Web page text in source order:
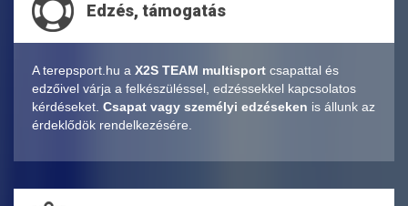
Edzés, támogatás
A terepsport.hu a X2S TEAM multisport csapattal és
edzőivel várja a felkészüléssel, edzéssekkel kapcsolatos
kérdéseket. Csapat vagy személyi edzéseken is állunk az
érdeklődök rendelkezésére.